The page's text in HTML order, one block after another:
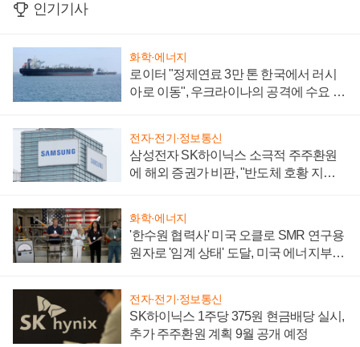
인기기사
화학·에너지
로이터 "정제연료 3만 톤 한국에서 러시
아로 이동", 우크라이나의 공격에 수요 늘
전자·전기·정보통신
삼성전자 SK하이닉스 소극적 주주환원
에 해외 증권가 비판, "반도체 호황 지속
화학·에너지
'한수원 협력사' 미국 오클로 SMR 연구용
원자로 '임계 상태' 도달, 미국 에너지부
전자·전기·정보통신
SK하이닉스 1주당 375원 현금배당 실시,
추가 주주환원 계획 9월 공개 예정